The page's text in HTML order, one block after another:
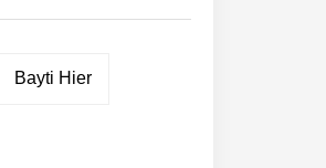
Bayti Hier